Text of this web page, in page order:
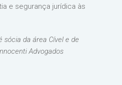
e segurança jurídica às
sócia da área Cível e de
Advogados